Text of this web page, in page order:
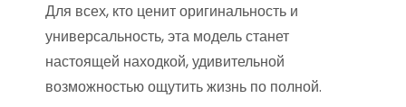
Для всех, кто ценит оригинальность и
универсальность, эта модель станет
настоящей находкой, удивительной
возможностью ощутить жизнь по полной.